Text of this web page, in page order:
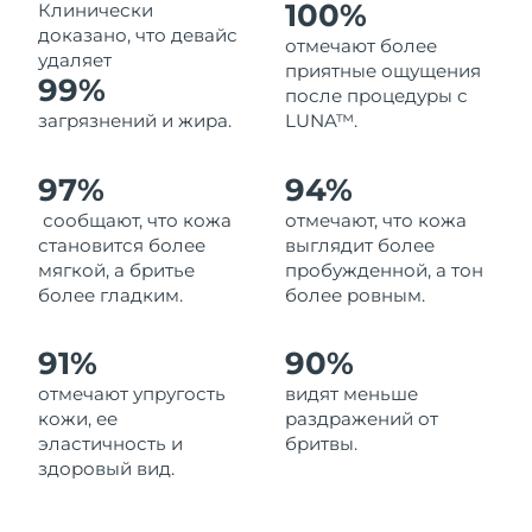
Клинически
доказано, что девайс
удаляет
99%
загрязнений и жира.
100%
отмечают более
приятные ощущения
после процедуры с
LUNA™.
97%
сообщают, что кожа
становится более
мягкой, а бритье
более гладким.
94%
отмечают, что кожа
выглядит более
пробужденной, а тон
более ровным.
91%
отмечают упругость
кожи, ее
эластичность и
здоровый вид.
90%
видят меньше
раздражений от
бритвы.
Ливан
Ожидаемая дата доставки
Литва
Ожидаемая дата доставки
Люксембург
Макао (САР)
Ожидаемая дата доставки
Ожидаемая дата доставки
Мальта
Ожидаемая дата доставки
Мексика
Ожидаемая дата доставки